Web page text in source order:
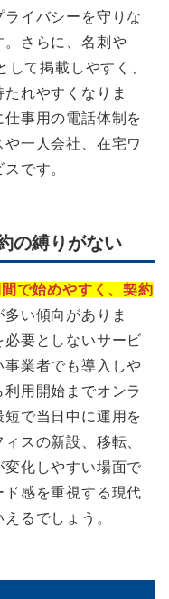
ライバシーを守りな
。さらに、名刺や
て掲載しやすく、
れやすくなりま
事用の電話体制を
一人会社、在宅ワ
です。
の縛りがない
で始めやすく、契約
多い傾向がありま
要としないサービ
業者でも導入しや
用開始までオンラ
で当日中に運用を
スの新設、移転、
化しやすい場面で
ド感を重視する現代
るでしょう。